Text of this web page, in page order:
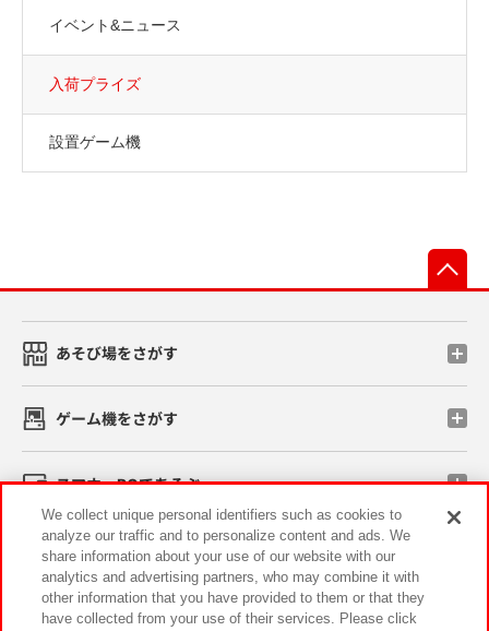
イベント&ニュース
入荷プライズ
設置ゲーム機
あそび場をさがす
ゲーム機をさがす
スマホ・PCであそぶ
イベント・キャンペーン
We collect unique personal identifiers such as cookies to
analyze our traffic and to personalize content and ads. We
share information about your use of our website with our
analytics and advertising partners, who may combine it with
other information that you have provided to them or that they
have collected from your use of their services. Please click